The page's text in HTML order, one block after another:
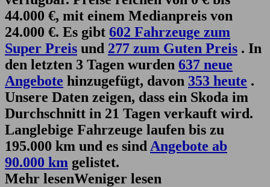
44.000 €, mit einem Medianpreis von
24.000 €. Es gibt 602 Fahrzeuge zum
Super Preis und 277 zum Guten Preis . In
den letzten 3 Tagen wurden 637 neue
Angebote hinzugefügt, davon 353 heute .
Unsere Daten zeigen, dass ein Skoda im
Durchschnitt in 21 Tagen verkauft wird.
Langlebige Fahrzeuge laufen bis zu
195.000 km und es sind Angebote ab
90.000 km gelistet.
Mehr lesenWeniger lesen